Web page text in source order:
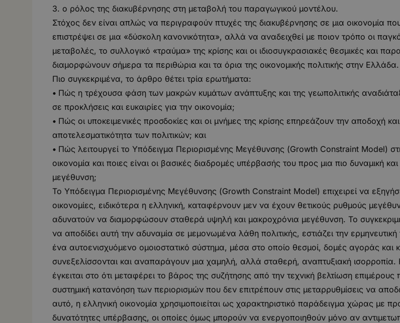
3. ο ρόλος της διακυβέρνησης στη μεταβολή του παραγωγικού μοντέλου.
Στόχος δεν είναι απλώς να περιγραφούν πτυχές της διακυβέρνησης σε μια οικονομία που
επιστρέψει σε μια «δύσκολη κανονικότητα», αλλά να αναδειχθεί με ποιον τρόπο οι
μεταβολές, το συλλογικό «τραύμα» της κρίσης και οι ιδιοσυγκρασιακές θεσμικές και
διαμορφώνουν σήμερα τα περιθώρια και τα όρια της οικονομικής πολιτικής στην Ελλάδα.
Πιο συγκεκριμένα, το άρθρο θέτει τρία ερωτήματα:
• Πώς η τρέχουσα φάση των μακρών κυμάτων ανάπτυξης και της γεωπολιτικής
σε προκλήσεις και ευκαιρίες για την οικονομία;
• Πώς οι υποκειμενικές προσδοκίες και οι μνήμες της κρίσης επηρεάζουν την αποδοχή
αποτελεσματικότητα των πολιτικών; και
• Πώς λειτουργεί το Υπόδειγμα Περιορισμένης Μεγέθυνσης (Growth Constraint Model)
οικονομία και ποιες είναι οι βασικές διαδρομές υπέρβασής του προς μια πιο δυναμική και
μεγέθυνση;
Το Υπόδειγμα Περιορισμένης Μεγέθυνσης (Growth Constraint Model) επιχειρεί να
οικονομίες, ειδικότερα η ελληνική, καταφέρνουν μεν να έχουν θετικούς ρυθμούς
αδυνατούν να διαμορφώσουν σταθερά υψηλή και μακροχρόνια μεγέθυνση. Το
να αποδίδει αυτή την αδυναμία σε μεμονωμένα λάθη πολιτικής, εστιάζει την
ένα αυτοενισχυόμενο ομοιοστατικό σύστημα, μέσα στο οποίο θεσμοί, δομές αγοράς και
συνεξελίσσονται και αναπαράγουν μια χαμηλή, αλλά σταθερή, αναπτυξιακή
έγκειται στο ότι μεταφέρει το βάρος της συζήτησης από την τεχνική βελτίωση επιμέρους
συστημική κατανόηση των περιορισμών που δεν επιτρέπουν στις μεταρρυθμίσεις να
αυτό, η ελληνική οικονομία χρησιμοποιείται ως χαρακτηριστικό παράδειγμα χώρας με
δυνατότητες υπέρβασης, οι οποίες όμως μπορούν να ενεργοποιηθούν μόνο αν